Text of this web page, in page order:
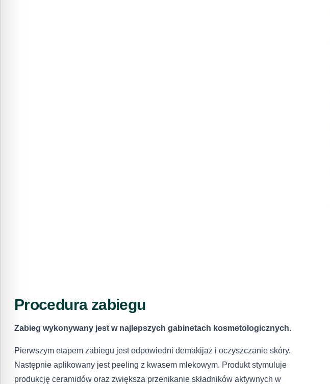
Procedura zabiegu
Zabieg wykonywany jest w najlepszych gabinetach kosmetologicznych.
Pierwszym etapem zabiegu jest odpowiedni demakijaż i oczyszczanie skóry.
Następnie aplikowany jest peeling z kwasem mlekowym. Produkt stymuluje
produkcję ceramidów oraz zwiększa przenikanie składników aktywnych w